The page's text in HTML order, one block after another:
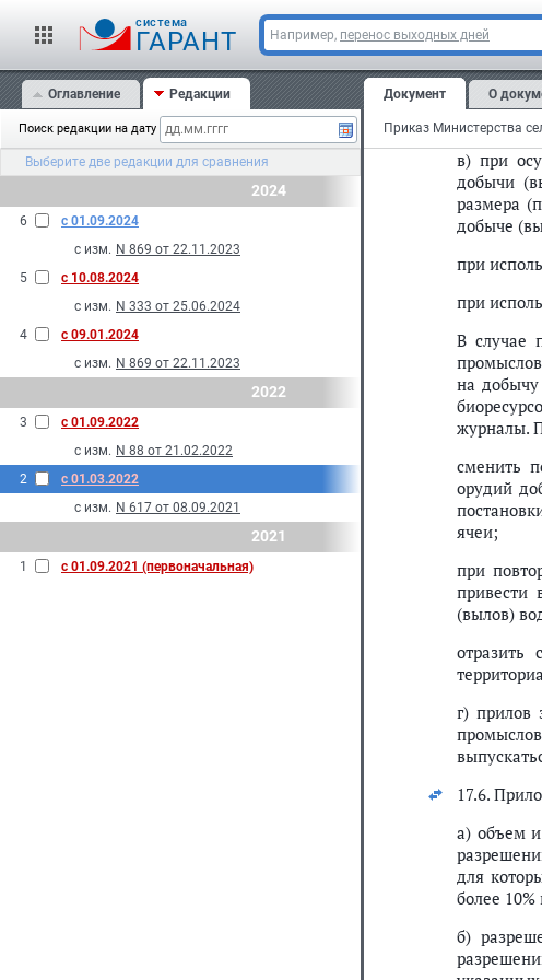
cистема
ГАРАНТ Например, перенос выходных дней
Оглавление Редакции
Поиск редакции на дату
Выберите две редакции для сравнения
2024
6
с 01.09.2024
с изм. N 869 от 22.11.2023
5
с 10.08.2024
с изм. N 333 от 25.06.2024
4
с 09.01.2024
с изм. N 869 от 22.11.2023
2022
3
с 01.09.2022
с изм. N 88 от 21.02.2022
2
с 01.03.2022
с изм. N 617 от 08.09.2021
2021
1 с 01.09.2021 (первоначальная)
Документ О
Язь
б)
рте) до
в) при
добычи
размера
добыче
при
при
В случае
на
журналы.
сменить
орудий
ячеи;
при
привести
(вылов)
г) прилов
17.6.
а) объем и
для
более
б)